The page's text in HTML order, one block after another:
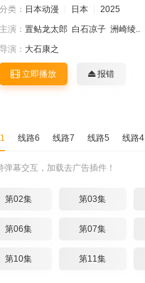
分类： 日本动漫 日本
2025
主演： 置鲇龙太郎 白石凉子 洲崎绫..
导演： 大石康之
立即播放 报错
线路6 线路7 线路5 线路4
幕交互，加载去广告插件！
第02集 第03集
第06集 第07集
第10集 第11集